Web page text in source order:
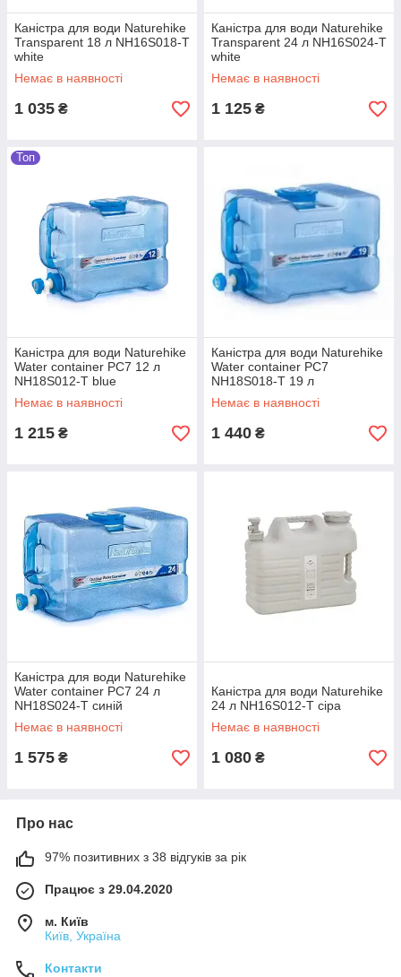
Каністра для води Naturehike
Transparent 18 л NH16S018-T
white
Немає в наявності
1 035 ₴
Каністра для води Naturehike
Transparent 24 л NH16S024-T
white
Немає в наявності
1 125 ₴
Топ
Каністра для води Naturehike
Water container PC7 12 л
NH18S012-T blue
Немає в наявності
1 215 ₴
Каністра для води Naturehike
Water container PC7
NH18S018-T 19 л
Немає в наявності
1 440 ₴
Каністра для води Naturehike
Water container PC7 24 л
NH18S024-T синій
Немає в наявності
1 575 ₴
Каністра для води Naturehike
24 л NH16S012-T сіра
Немає в наявності
1 080 ₴
Про нас
97% позитивних з 38 відгуків за рік
Працює з 29.04.2020
м. Київ
Київ, Україна
Контакти